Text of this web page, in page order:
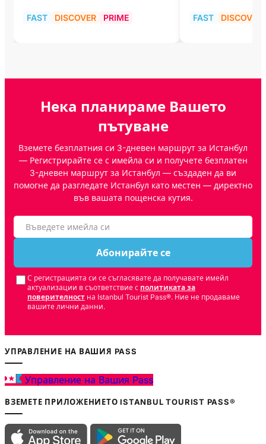
FAST DISCOVER PRIME FAST DISCOVER
Нека планираме Вашето
пътуване
Вземете безплатния си 3-дневен маршрут за Истанбул
— Регистрирайте се с имейла си и получете безплатен
3-дневен маршрут за Истанбул — създаден да ви
помогне да разгледате Истанбул като местен — директно
във вашата пощенска кутия.
Абонирайте се
С регистрацията си се съгласявате да получавате имейл
актуализации в съответствие с политиката за
поверителност на Istanbul Tourist Pass®. Ние не продаваме
вашите лични данни.
УПРАВЛЕНИЕ НА ВАШИЯ PASS
Управление на Вашия Pass
ВЗЕМЕТЕ ПРИЛОЖЕНИЕТО ISTANBUL TOURIST PASS®